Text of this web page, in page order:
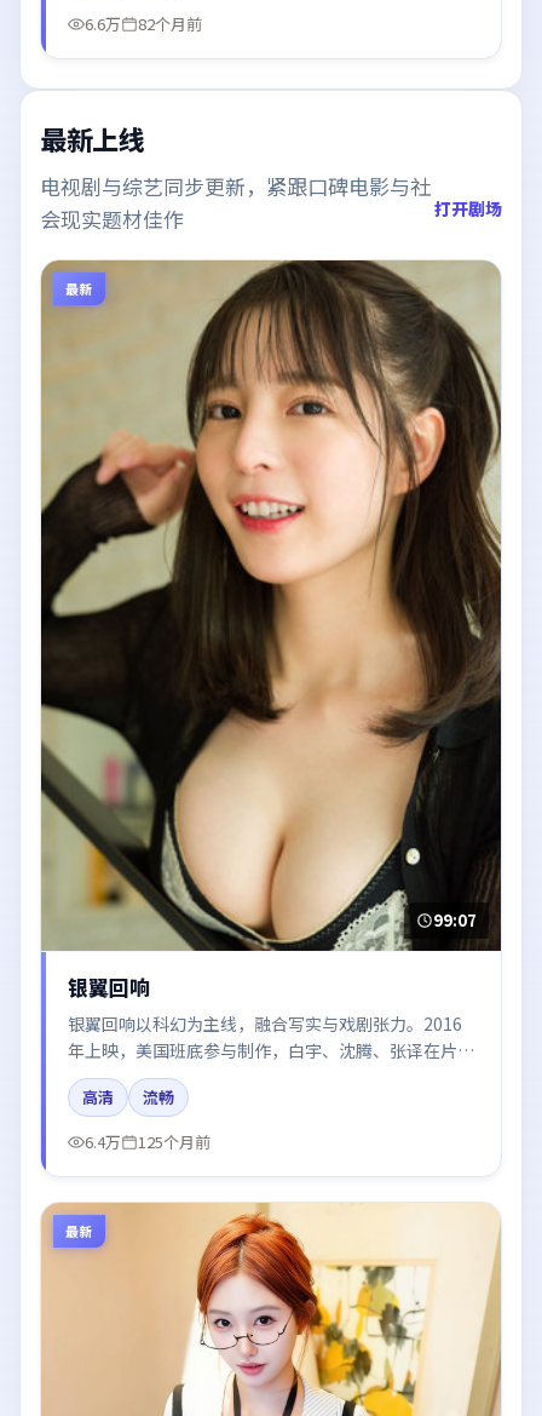
6.6万
82个月前
最新上线
电视剧与综艺同步更新，紧跟口碑电影与社
会现实题材佳作
打开剧场
最新
99:07
银翼回响
银翼回响以科幻为主线，融合写实与戏剧张力。2016
年上映，美国班底参与制作，白宇、沈腾、张译在片中
呈现细腻表演，影像风格统一，配乐与剪辑强化了情绪
曲线。
高清
流畅
6.4万
125个月前
最新